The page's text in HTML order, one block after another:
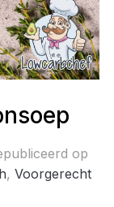
op
, Voorgerecht